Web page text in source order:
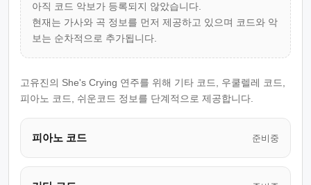
아직 코드 악보가 등록되지 않았습니다.
현재는 가사와 곡 정보를 먼저 제공하고 있으며 코드와 악
보는 순차적으로 추가됩니다.
고유진의 She's Crying 연주를 위해 기타 코드, 우쿨렐레 코드,
피아노 코드, 쉬운코드 정보를 단계적으로 제공합니다.
피아노 코드 준비중